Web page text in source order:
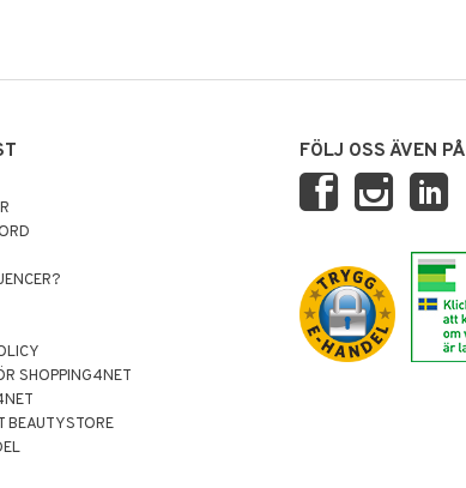
SHOPPING4NET
BEAUTYSTORE
FÖLJ OSS ÄVEN PÅ